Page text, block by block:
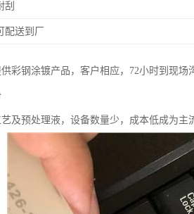
刮
配送到厂
供彩钢涂镀产品，客户相应，72小时到现场
及预处理液，设备数量少，成本低成为主